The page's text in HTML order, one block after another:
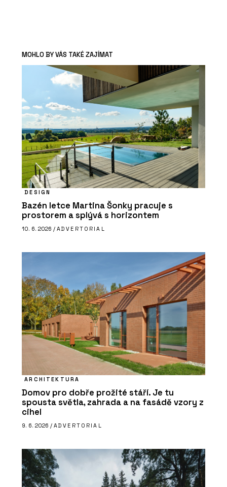
MOHLO BY VÁS TAKÉ ZAJÍMAT
DESIGN
Bazén letce Martina Šonky pracuje s
prostorem a splývá s horizontem
10. 6. 2026 / ADVERTORIAL
ARCHITEKTURA
Domov pro dobře prožité stáří. Je tu
spousta světla, zahrada a na fasádě vzory z
cihel
9. 6. 2026 / ADVERTORIAL